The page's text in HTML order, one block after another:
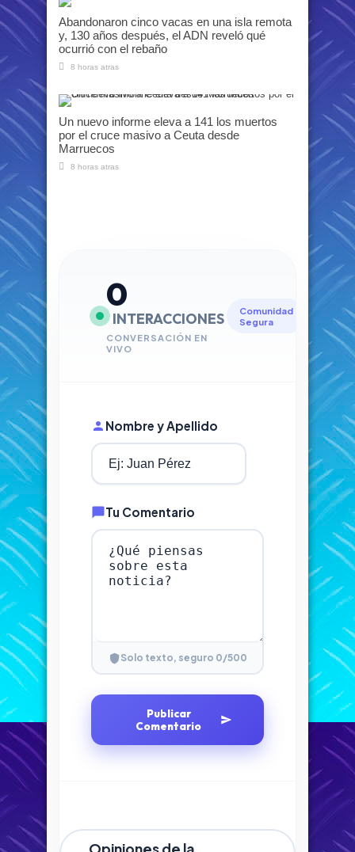
Abandonaron cinco vacas en una isla remota
y, 130 años después, el ADN reveló qué
ocurrió con el rebaño
8 horas atras
Un nuevo informe eleva a 141 los muertos
por el cruce masivo a Ceuta desde
Marruecos
8 horas atras
0
INTERACCIONES
CONVERSACIÓN EN
VIVO
Comunidad
Segura
Nombre y Apellido
Tu Comentario
Solo texto, seguro 0/500
Publicar
Comentario
Opiniones de la